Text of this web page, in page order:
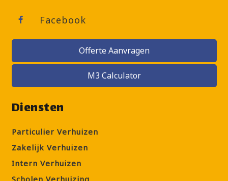
Facebook
Offerte Aanvragen
M3 Calculator
Diensten
Particulier Verhuizen
Zakelijk Verhuizen
Intern Verhuizen